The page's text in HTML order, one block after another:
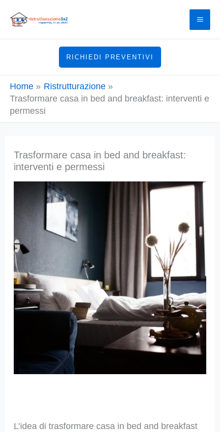
RICHIEDI PREVENTIVI
Home
Ristrutturazione
Trasformare casa in bed and breakfast: interventi e
permessi
Trasformare casa in bed and breakfast:
interventi e permessi
L’idea di trasformare casa in bed and breakfast